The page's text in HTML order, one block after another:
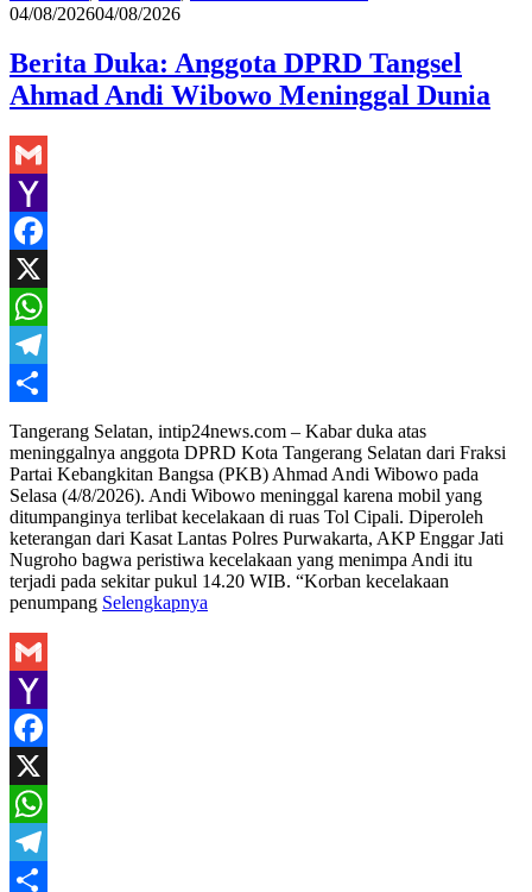
04/08/202604/08/2026
Berita Duka: Anggota DPRD Tangsel
Ahmad Andi Wibowo Meninggal Dunia
Gmail
Yahoo
Mail
Facebook
X
WhatsApp
Telegram
Share
Tangerang Selatan, intip24news.com – Kabar duka atas
meninggalnya anggota DPRD Kota Tangerang Selatan dari Fraksi
Partai Kebangkitan Bangsa (PKB) Ahmad Andi Wibowo pada
Selasa (4/8/2026). Andi Wibowo meninggal karena mobil yang
ditumpanginya terlibat kecelakaan di ruas Tol Cipali. Diperoleh
keterangan dari Kasat Lantas Polres Purwakarta, AKP Enggar Jati
Nugroho bagwa peristiwa kecelakaan yang menimpa Andi itu
terjadi pada sekitar pukul 14.20 WIB. “Korban kecelakaan
penumpang Selengkapnya
Gmail
Yahoo
Mail
Facebook
X
WhatsApp
Telegram